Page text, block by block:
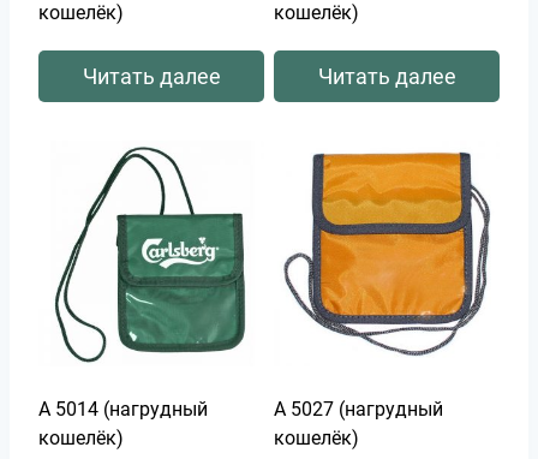
кошелёк)
Читать далее
кошелёк)
Читать далее
А 5014 (нагрудный
кошелёк)
А 5027 (нагрудный
кошелёк)